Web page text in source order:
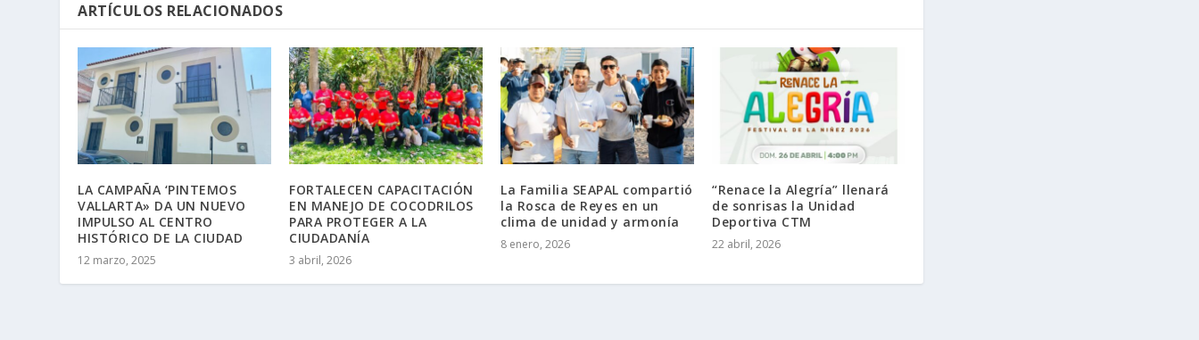
ARTÍCULOS RELACIONADOS
LA CAMPAÑA ‘PINTEMOS
VALLARTA» DA UN NUEVO
IMPULSO AL CENTRO
HISTÓRICO DE LA CIUDAD
12 marzo, 2025
FORTALECEN CAPACITACIÓN
EN MANEJO DE COCODRILOS
PARA PROTEGER A LA
CIUDADANÍA
3 abril, 2026
La Familia SEAPAL compartió
la Rosca de Reyes en un
clima de unidad y armonía
8 enero, 2026
“Renace la Alegría” llenará
de sonrisas la Unidad
Deportiva CTM
22 abril, 2026